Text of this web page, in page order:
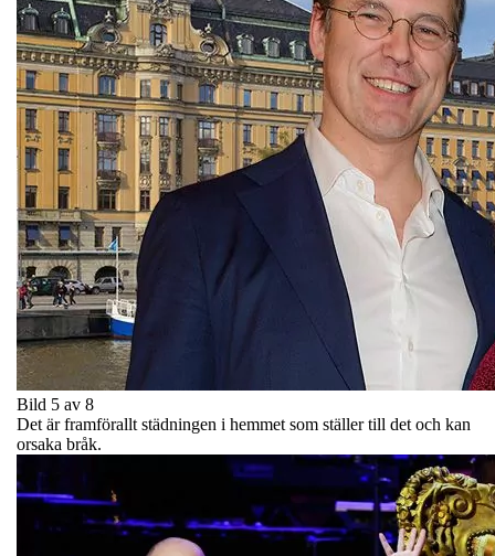
Bild 5 av 8
Det är framförallt städningen i hemmet som ställer till det och kan
orsaka bråk.